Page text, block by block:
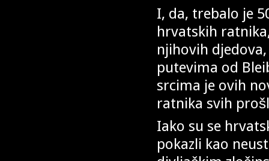
I, da, trebalo je
hrvatskih
njihovih
putevima od
srcima je ovih
ratnika svih
Iako su se
pokazli kao